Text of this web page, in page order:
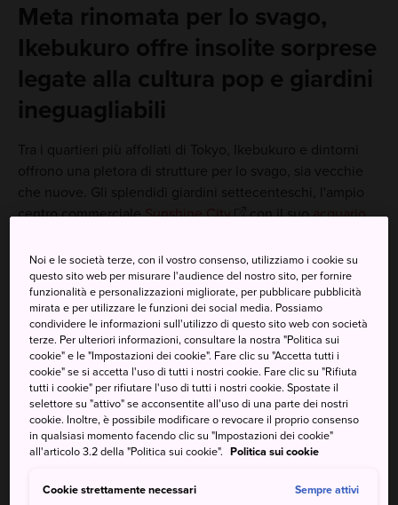
Meta rinomata per lo svago,
Ikebukuro offre insolite sorprese
legate alla cultura pop e giardini
ineguagliabili
Tra i quartieri più affollati di Tokyo, Ikebukuro e dintorni
offrono una pletora di strutture per lo svago, sia vecchie
che nuove. Gli splendidi giardini settecenteschi, l'ampio
centro commercialeSunshine City con il suoacquario
negozi ispirati al mondo degli anime e dei videogiochi:
sono questi gli elementi che contribuiscono all'eccentrica
atmosfera di Ikebukuro.
Da non perdere
La vista di Tokyo dalla piattaforma di
osservazione del Sunshine 60
Rikugien
Noi e le società terze, con il vostro consenso, utilizziamo i cookie su
questo sito web per misurare l'audience del nostro sito, per fornire
funzionalità e personalizzazioni migliorate, per pubblicare pubblicità
mirata e per utilizzare le funzioni dei social media. Possiamo
condividere le informazioni sull'utilizzo di questo sito web con società
terze. Per ulteriori informazioni, consultare la nostra "Politica sui
cookie" e le "Impostazioni dei cookie". Fare clic su "Accetta tutti i
cookie" se si accetta l'uso di tutti i nostri cookie. Fare clic su "Rifiuta
tutti i cookie" per rifiutare l'uso di tutti i nostri cookie. Spostate il
selettore su "attivo" se acconsentite all'uso di una parte dei nostri
cookie. Inoltre, è possibile modificare o revocare il proprio consenso
in qualsiasi momento facendo clic su "Impostazioni dei cookie"
all'articolo 3.2 della "Politica sui cookie". Politica sui cookie
Cookie strettamente necessari Sempre attivi